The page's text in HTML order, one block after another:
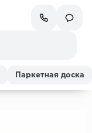
Паркетная доска